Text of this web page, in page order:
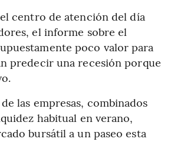
centro de atención del día
el informe sobre el
poco valor para
predecir una recesión porque
las empresas, combinados
habitual en verano,
bursátil a un paseo esta